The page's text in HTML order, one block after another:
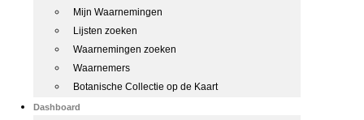
Mijn Waarnemingen
Lijsten zoeken
Waarnemingen zoeken
Waarnemers
Botanische Collectie op de Kaart
Dashboard